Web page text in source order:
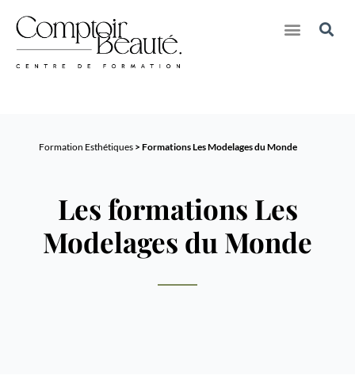
Formation Esthétiques > Formations Les Modelages du Monde
Les formations Les
Modelages du Monde